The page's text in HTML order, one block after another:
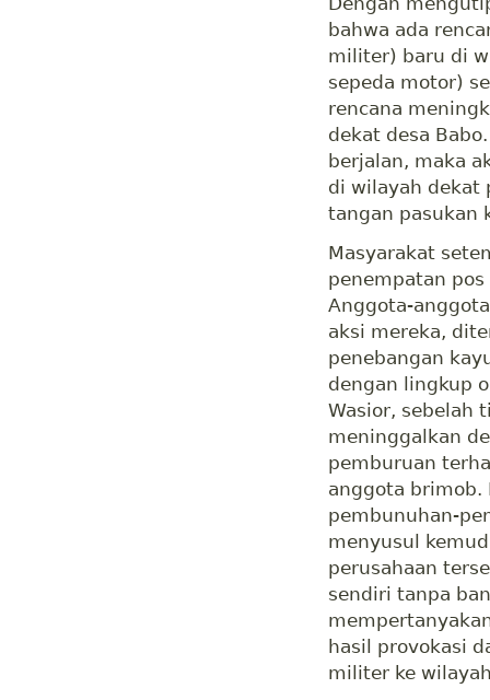
bahwa ada
militer) baru di
sepeda motor)
rencana
dekat desa
berjalan, maka
di wilayah dekat
tangan pasukan
Masyarakat
penempatan
Anggota-
aksi mereka,
penebangan
dengan lingkup
Wasior, sebelah
meninggalkan
pemburuan
anggota brimob.
pembunuhan-
menyusul
perusahaan
sendiri tanpa
hasil provokasi
militer ke